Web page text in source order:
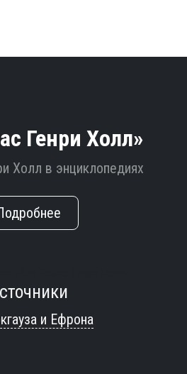
Генри Холл»
Холл в энциклопедиях
и Ефрона